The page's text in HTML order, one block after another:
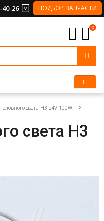
40-26 ПОДБОР ЗАПЧАСТИ
0
света H3 24V 100W.
света H3